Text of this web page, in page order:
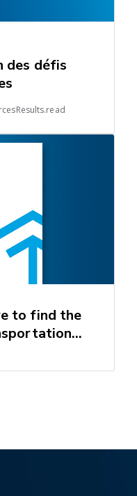
des défis
to find the